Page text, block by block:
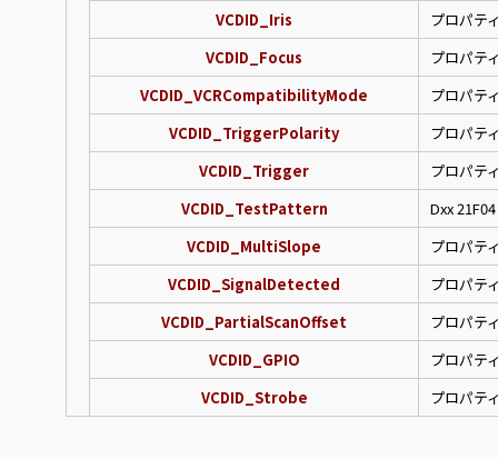
VCDID_Iris
プロパテ
VCDID_Focus
プロパテ
VCDID_VCRCompatibilityMode
プロパテ
VCDID_TriggerPolarity
プロパテ
VCDID_Trigger
プロパテ
VCDID_TestPattern
Dxx
VCDID_MultiSlope
プロパテ
VCDID_SignalDetected
プロパテ
VCDID_PartialScanOffset
プロパテ
VCDID_GPIO
プロパテ
VCDID_Strobe
プロパテ